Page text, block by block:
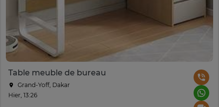
Table meuble de bureau
Grand-Yoff, Dakar
Hier, 13:26